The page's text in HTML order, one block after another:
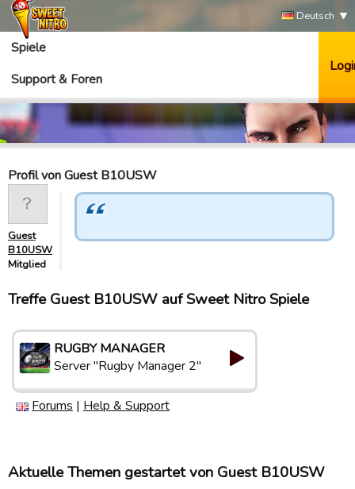
Deutsch
Spiele
Support & Foren
Profil von Guest B10USW
Guest
B10USW
Mitglied
Treffe Guest B10USW auf Sweet Nitro Spiele
RUGBY MANAGER
Server "Rugby Manager 2"
Forums | Help & Support
Aktuelle Themen gestartet von Guest B10USW